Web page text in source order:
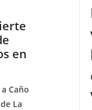
en
Caño
La